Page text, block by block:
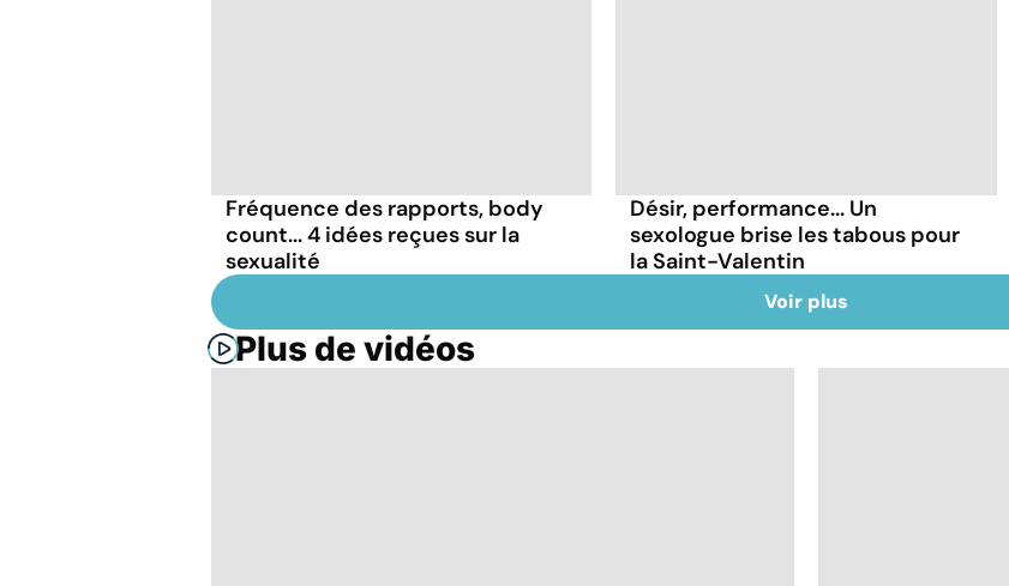
Fréquence des rapports, body
count... 4 idées reçues sur la
sexualité
Désir, performance... Un
sexologue brise les tabous pour
la Saint-Valentin
Voir plus
Plus de vidéos